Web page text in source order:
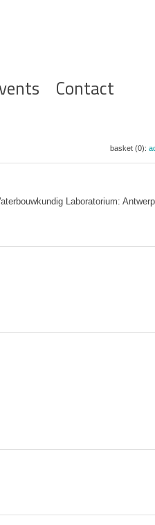
Contact
basket (0):
Laboratorium: